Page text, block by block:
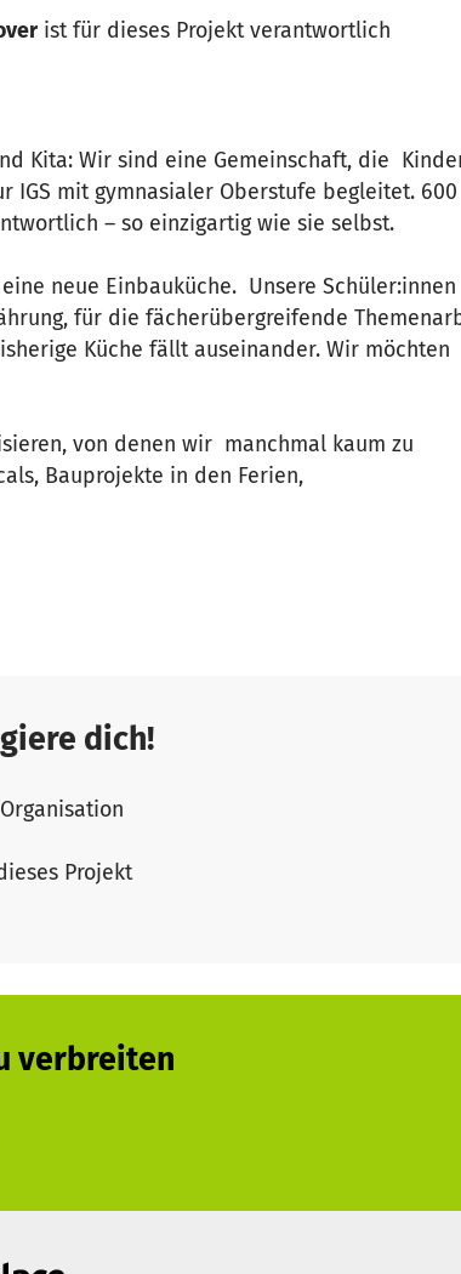
ist für dieses Projekt verantwortlich
Kita: Wir sind eine Gemeinschaft, die
mit gymnasialer Oberstufe begleitet. 600
– so einzigartig wie sie selbst.
neue Einbauküche. Unsere Schüler:innen
für die fächerübergreifende
Küche fällt auseinander. Wir möchten
von denen wir manchmal kaum zu
Bauprojekte in den Ferien,
weiter mit, damit wir auch in Zukunft solche
dich!
Projekt
verbreiten